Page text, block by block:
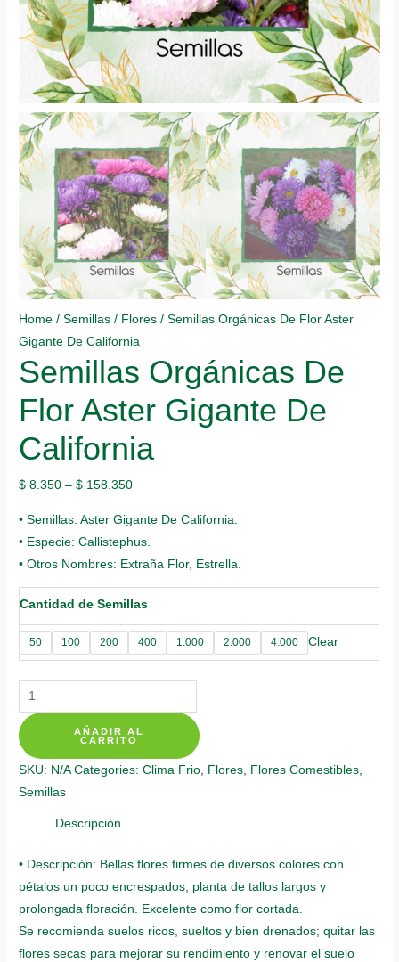
Home /Semillas / Flores / Semillas Orgánicas De Flor Aster
Gigante De California
Semillas Orgánicas De
Flor Aster Gigante De
California
$ 8.350 –$ 158.350
• Semillas: Aster Gigante De California.
• Especie: Callistephus.
• Otros Nombres: Extraña Flor, Estrella.
Cantidad de Semillas
50 100 200 400 1.000 2.000 4.000 Clear
Semillas
Orgánicas
De
Flor
quantity
AÑADIR AL
CARRITO
SKU: N/A Categories:Clima Frio, Flores, Flores Comestibles,
Semillas
Descripción
• Descripción: Bellas flores firmes de diversos colores con
pétalos un poco encrespados, planta de tallos largos y
prolongada floración. Excelente como flor cortada.
Se recomienda suelos ricos, sueltos y bien drenados; quitar las
flores secas para mejorar su rendimiento y renovar el suelo